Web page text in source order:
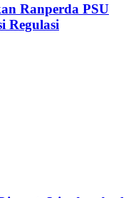
Ranperda PSU
Regulasi